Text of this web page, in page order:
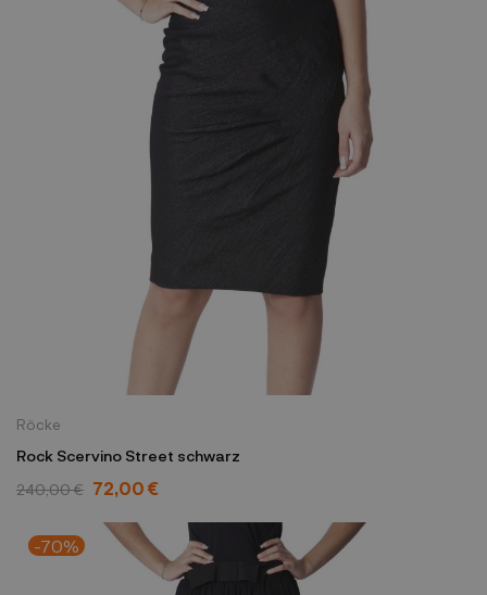
Röcke
Rock Scervino Street schwarz
240,00 € 72,00 €
-70%